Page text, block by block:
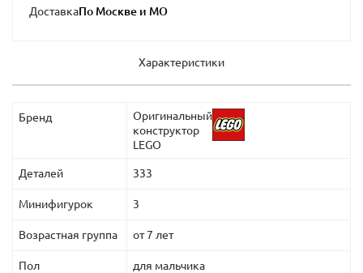
Доставка
Характеристики
Бренд
Оригинальный
конструктор
LEGO
Деталей 333
Минифигурок 3
Возрастная группа от 7 лет
Пол для мальчика